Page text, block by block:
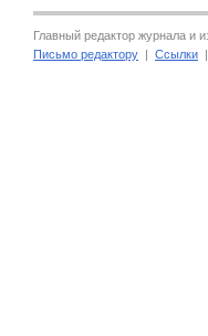
Главный редактор журнала и
Письмо редактору | Ссылки |